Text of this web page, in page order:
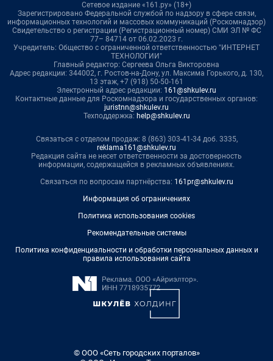
Сетевое издание «161.ру» (18+)
Зарегистрировано Федеральной службой по надзору в сфере связи,
информационных технологий и массовых коммуникаций (Роскомнадзор)
Свидетельство о регистрации (Регистрационный номер) СМИ ЭЛ № ФС
77– 84714 от 06.02.2023 г.
Учредитель: Общество с ограниченной ответственностью "ИНТЕРНЕТ
ТЕХНОЛОГИИ"
Главный редактор: Сергеева Ольга Викторовна
Адрес редакции: 344002, г. Ростов-на-Дону, ул. Максима Горького, д. 130,
13 этаж, +7 (918) 50-50-161
Электронный адрес редакции: 161@shkulev.ru
Контактные данные для Роскомнадзора и государственных органов:
juristnn@shkulev.ru
Техподдержка: help@shkulev.ru
Связаться с отделом продаж: 8 (863) 303-41-34 доб. 3335,
reklama161@shkulev.ru
Редакция сайта не несет ответственности за достоверность
информации, содержащейся в рекламных объявлениях.
Связаться по вопросам партнёрства: 161pr@shkulev.ru
Информация об ограничениях
Политика использования cookies
Рекомендательные системы
Политика конфиденциальности и обработки персональных данных и
правила использования сайта
© ООО «Сеть городских порталов»